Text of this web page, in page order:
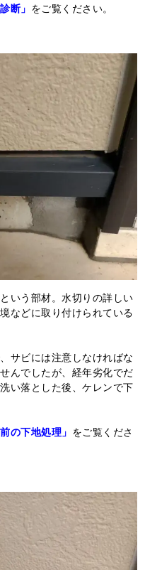
断」 をご覧ください。
いう部材。水切りの詳しい
などに取り付けられている
サビには注意しなければな
んでしたが、経年劣化でだ
い落とした後、ケレンで下
の下地処理」 をご覧くださ